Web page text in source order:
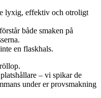
lyxig, effektiv och otroligt
både smaken på
en flaskhals.
– vi spikar de
under er provsmakning